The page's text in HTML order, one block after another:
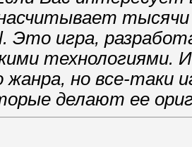
Это игра,
технологиями.
жанра, но все-таки
делают ее